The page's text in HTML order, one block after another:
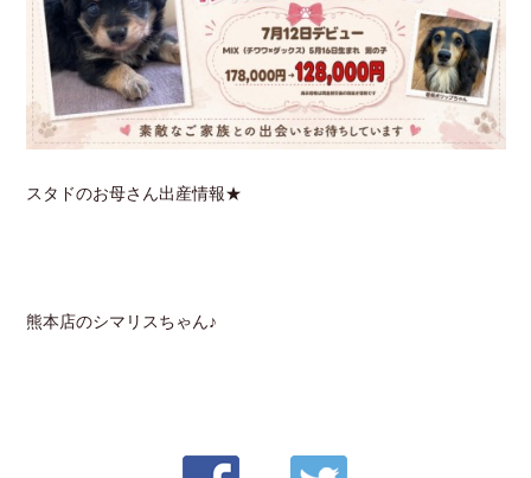
スタドのお母さん出産情報★
熊本店のシマリスちゃん♪